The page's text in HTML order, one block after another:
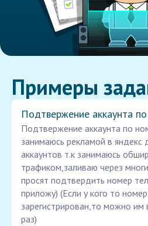
Примеры
Подтвержение аккаунта
Подтвержение аккаунта по
занимаюсь рекламой в яндекс
аккаунтов т.к занимаюсь
трафиком,заливаю через
просят подтвердить номер
приложу) (Если у кого то
зарегистрирован,то можно им
раз)